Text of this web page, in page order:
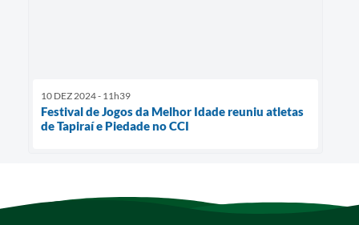
10 DEZ 2024 - 11h39
Festival de Jogos da Melhor Idade reuniu atletas
de Tapiraí e Piedade no CCI